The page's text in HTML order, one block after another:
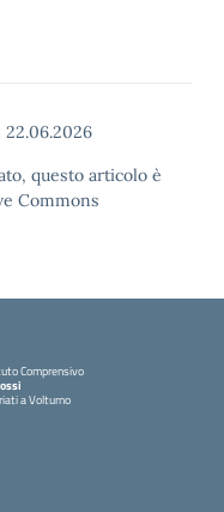
22.06.2026
questo articolo è
Commons
Comprensivo
a Volturno
la pagina iniziale della scuola